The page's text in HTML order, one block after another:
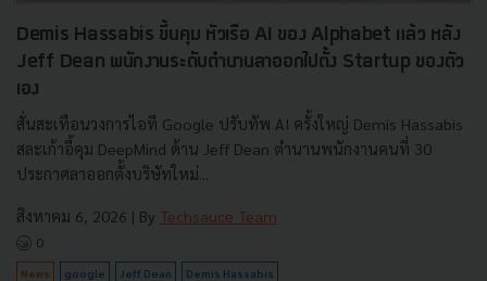
Demis Hassabis ขึ้นคุม หัวเรือ AI ของ Alphabet แล้ว หลัง
Jeff Dean พนักงานระดับตำนานลาออกไปตั้ง Startup ของตัว
เอง
สั่นสะเทือนวงการไอที Google ปรับทัพ AI ครั้งใหญ่ Demis Hassabis
สละเก้าอี้คุม DeepMind ด้าน Jeff Dean ตำนานพนักงานคนที่ 30
ประกาศลาออกตั้งบริษัทใหม่...
สิงหาคม 6, 2026 | By Techsauce Team
0
News google Jeff Dean Demis Hassabis